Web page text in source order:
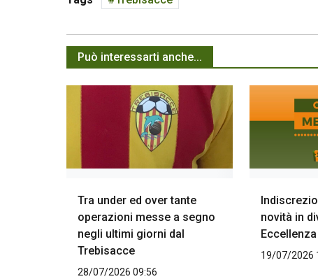
Può interessarti anche...
Tra under ed over tante
operazioni messe a segno
negli ultimi giorni dal
Trebisacce
28/07/2026 09:56
novità in
Eccellenza
19/07/2026